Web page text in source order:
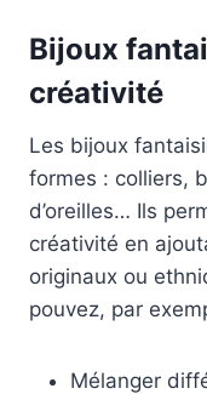
Bijoux
créativité
Les bijoux
formes : colliers,
d’oreilles… Ils
créativité en
originaux ou
pouvez, par
Mélanger